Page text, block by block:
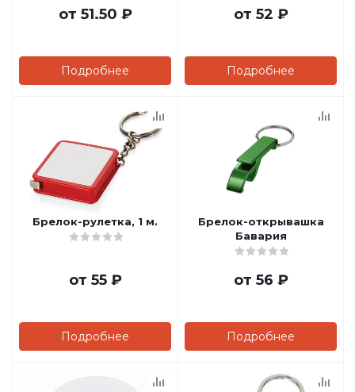
от 51.50 ₽
Подробнее
от 52 ₽
Подробнее
Брелок-рулетка, 1 м.
от 55 ₽
Подробнее
Брелок-открывашка
Бавария
от 56 ₽
Подробнее